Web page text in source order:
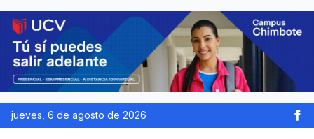
jueves, 6 de agosto de 2026